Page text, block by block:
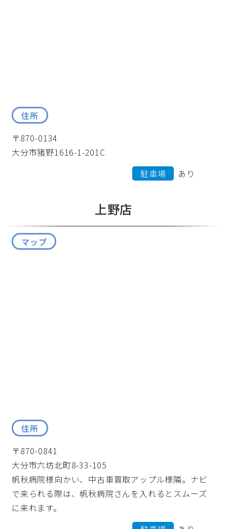
住所
〒870-0134
大分市猪野1616-1-201C
駐車場
あり
上野店
マップ
住所
〒870-0841
大分市六坊北町8-33-105
帆秋病院様向かい、中古車買取アップル様隣。ナビ
で来られる際は、帆秋病院さんを入れるとスムーズ
に来れます。